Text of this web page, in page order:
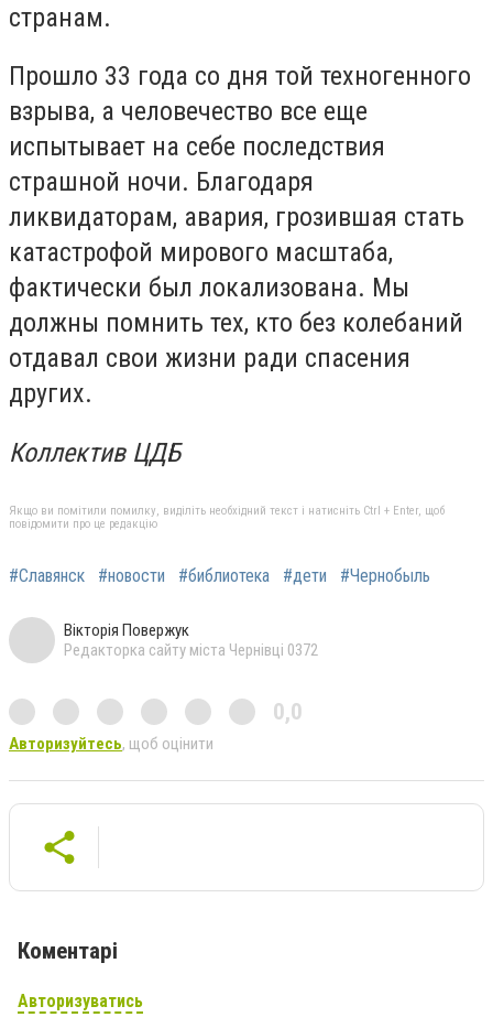
странам.
Прошло 33 года со дня той техногенного
взрыва, а человечество все еще
испытывает на себе последствия
страшной ночи. Благодаря
ликвидаторам, авария, грозившая стать
катастрофой мирового масштаба,
фактически был локализована. Мы
должны помнить тех, кто без колебаний
отдавал свои жизни ради спасения
других.
Коллектив ЦДБ
Якщо ви помітили помилку, виділіть необхідний текст і натисніть Ctrl + Enter, щоб
повідомити про це редакцію
#Славянск #новости #библиотека #дети #Чернобыль
Вікторія Повержук
Редакторка сайту міста Чернівці 0372
0,0
Авторизуйтесь, щоб оцінити
Коментарі
Авторизуватись